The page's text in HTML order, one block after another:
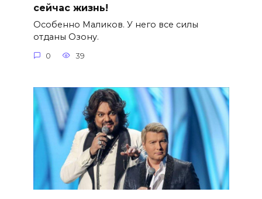
сейчас жизнь!
Особенно Маликов. У него все силы
отданы Озону.
0 39